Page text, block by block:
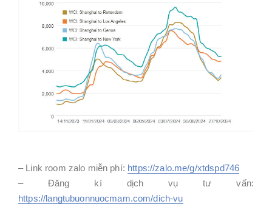
– Link room zalo miễn phí: https://zalo.me/g/xtdspd746
– Đăng kí dịch vụ tư vấn:
https://langtubuonnuocmam.com/dich-vu